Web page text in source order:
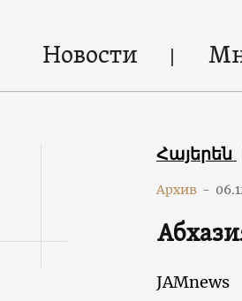
Новости
Հայերեն
Архив -
JAMnews